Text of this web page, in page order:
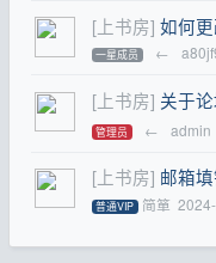
[上书房] 如何更
一星成员 ←
[上书房] 关于
管理员 ← admin
[上书房] 邮箱
普通VIP 简箪